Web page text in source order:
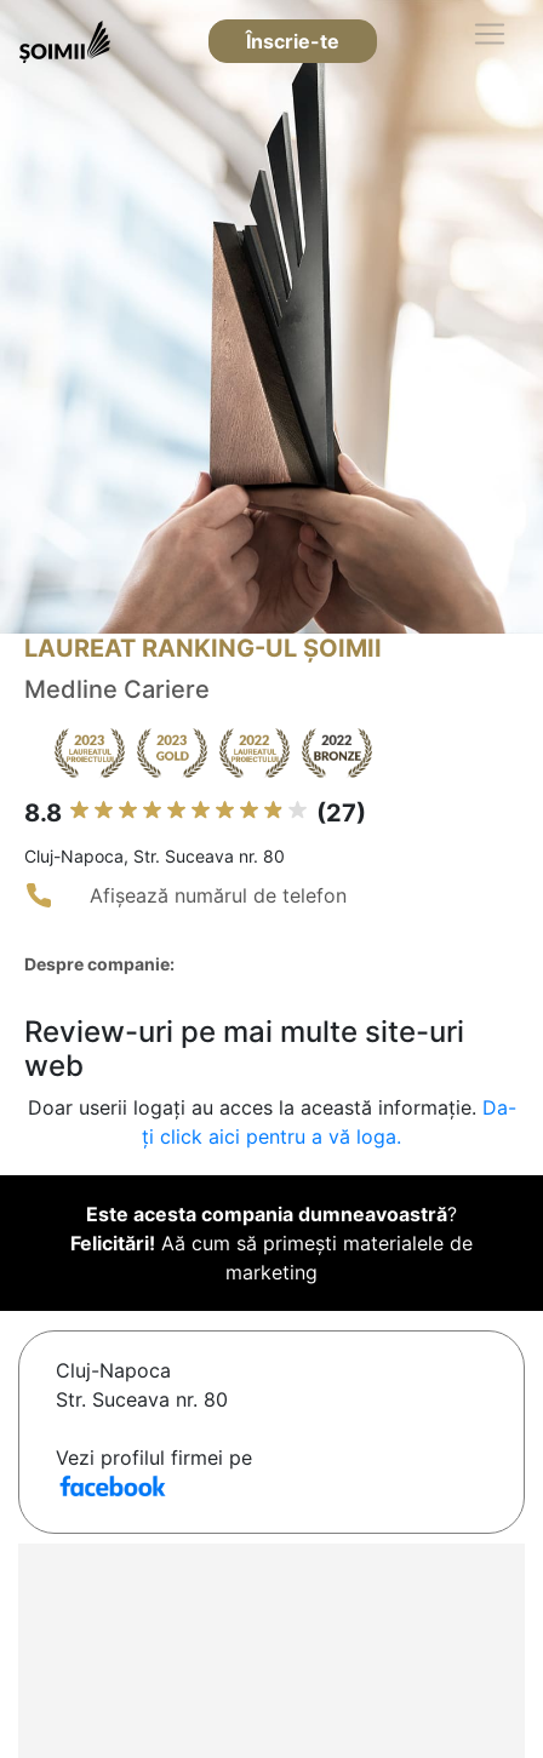
Înscrie-te
LAUREAT RANKING-UL ȘOIMII
Medline Cariere
8.8 (27)
Cluj-Napoca, Str. Suceava nr. 80
Afișează numărul de telefon
Despre companie:
Review-uri pe mai multe site-uri
web
Doar userii logați au acces la această informație. Da-
ți click aici pentru a vă loga.
Este acesta compania dumneavoastră?
Felicitări! Aă cum să primești materialele de
marketing
Cluj-Napoca
Str. Suceava nr. 80
Vezi profilul firmei pe